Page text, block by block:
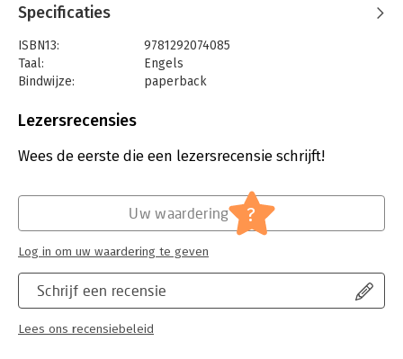
Specificaties
ISBN13:
9781292074085
Taal:
Engels
Bindwijze:
paperback
Uitgever:
Verschijningsdatum:
18-6-2015
Persoonlijke effectiviteit
Lezersrecensies
Wees de eerste die een lezersrecensie schrijft!
Schrijf een recensie
Lees ons recensiebeleid
Uw waardering ?
Log in om uw waardering te geven